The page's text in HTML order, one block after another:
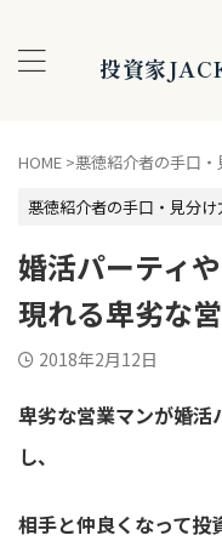
投資家
HOME >悪徳紹介者の手口
悪徳紹介者の手口・見分け
婚活パーティ
現れる卑劣な
2018年2月12日
卑劣な営業マンが婚活
し、
相手と仲良くなって投